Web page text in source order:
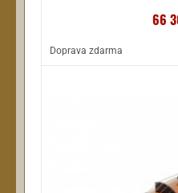
66
Doprava zdarma